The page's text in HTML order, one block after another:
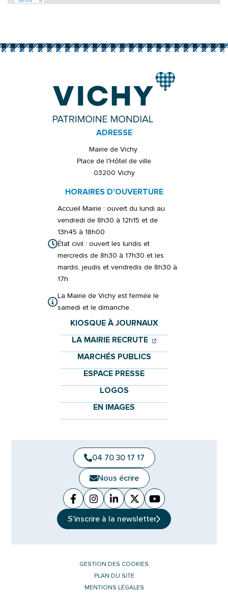
ADRESSE
Mairie de Vichy
Place de l'Hôtel de ville
03200 Vichy
HORAIRES D'OUVERTURE
Accueil Mairie : ouvert du lundi au
vendredi de 8h30 à 12h15 et de
13h45 à 18h00
État civil : ouvert les lundis et
mercredis de 8h30 à 17h30 et les
mardis, jeudis et vendredis de 8h30 à
17h
La Mairie de Vichy est fermée le
samedi et le dimanche.
KIOSQUE À JOURNAUX
LA MAIRIE RECRUTE (OUVERTURE
(OUVERTURE
MARCHÉS PUBLICS
ESPACE PRESSE
LOGOS
EN IMAGES
04 70 30 17 17
Nous écrire
Facebook
(ouverture dans un nouvel onglet)
Instagram
(ouverture dans un nouvel
Linkedin
(ouverture dans un nouvel
X (Twitter)
(ouverture dans un
YouTube
(ouverture dans
S'inscrire à la newsletter
GESTION DES COOKIES
PLAN DU SITE
MENTIONS LÉGALES